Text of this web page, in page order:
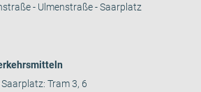
- Ulmenstraße - Saarplatz
Tram 3, 6